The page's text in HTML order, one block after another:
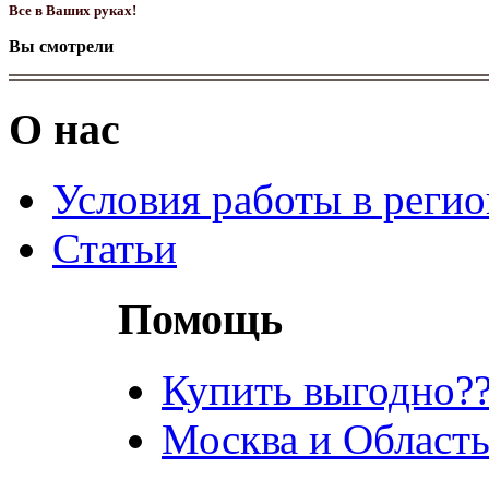
Все в Ваших руках!
Вы смотрели
О нас
Условия работы в
Статьи
Помощь
Купить
Москва и